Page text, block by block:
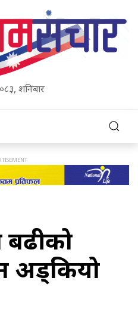
शनिबार
बढीको
अड्कियो